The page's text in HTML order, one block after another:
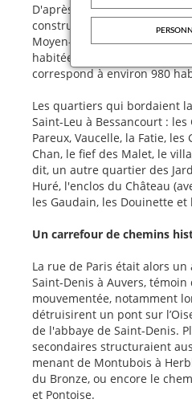
D'après le “Plan Terrier”, la
constructions (ou "feux",
Moyen-Âge pour désigner
habitée) et le château du
correspond à environ 980
Les quartiers qui bordaient
Saint-Leu à Bessancourt :
Pareux, Vaucelle, la Fatie,
Chan, le fief des Malet, le
dit, un autre quartier des
Huré, l'enclos du Château
les Gaudain, les Douinette et
Un carrefour de chemins
La rue de Paris était alors
Saint-Denis à Auvers, témoin
mouvementée, notamment
détruisirent un pont sur
de l'abbaye de Saint-Denis.
secondaires structuraient
menant de Montubois à
du Bronze, ou encore le
et Pontoise.